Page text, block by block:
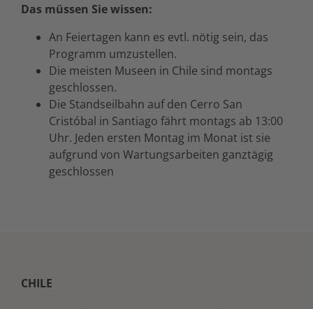
Das müssen Sie wissen:
An Feiertagen kann es evtl. nötig sein, das
Programm umzustellen.
Die meisten Museen in Chile sind montags
geschlossen.
Die Standseilbahn auf den Cerro San
Cristóbal in Santiago fährt montags ab 13:00
Uhr. Jeden ersten Montag im Monat ist sie
aufgrund von Wartungsarbeiten ganztägig
geschlossen
CHILE